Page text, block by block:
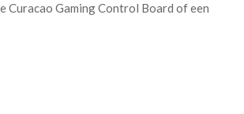
Curacao Gaming Control Board of een